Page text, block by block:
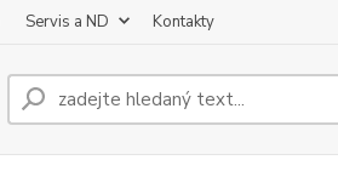
Servis a ND Kontakty